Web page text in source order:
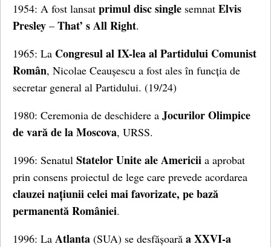
1954: A fost lansat primul disc single semnat Elvis
Presley – That’ s All Right.
1965: La Congresul al IX-lea al Partidului Comunist
Român, Nicolae Ceaușescu a fost ales în funcția de
secretar general al Partidului. (19/24)
1980: Ceremonia de deschidere a Jocurilor Olimpice
de vară de la Moscova, URSS.
1996: Senatul Statelor Unite ale Americii a aprobat
prin consens proiectul de lege care prevede acordarea
clauzei națiunii celei mai favorizate, pe bază
permanentă României.
1996: La Atlanta (SUA) se desfășoară a XXVI-a